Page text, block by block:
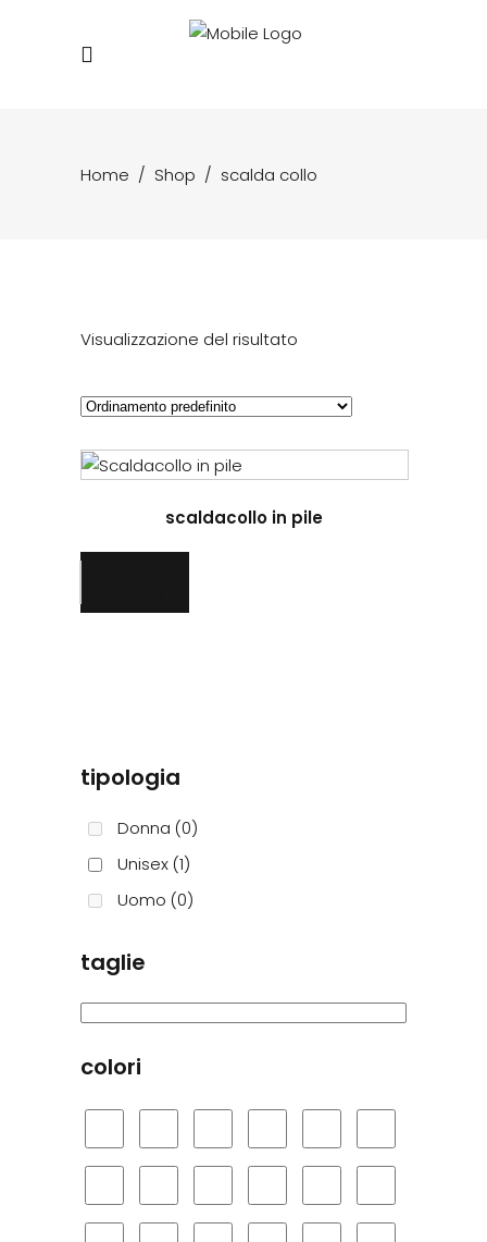
Home / Shop / scalda collo
Visualizzazione del risultato
ha
scaldacollo in pile
tipologia
Donna (0)
Unisex (1)
Uomo (0)
taglie
colori